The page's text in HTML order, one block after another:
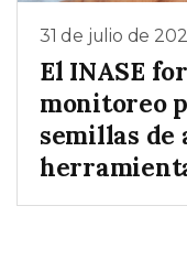
31 de julio de
El INASE
monitoreo
semillas de